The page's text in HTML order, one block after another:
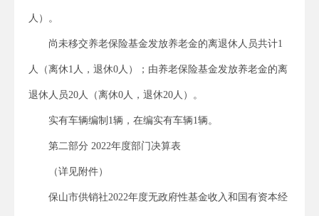
人）。
尚未移交养老保险基金发放养老金的离退休人员共计1
人（离休1人，退休0人）；由养老保险基金发放养老金的离
退休人员20人（离休0人，退休20人）。
实有车辆编制1辆，在编实有车辆1辆。
第二部分 2022年度部门决算表
（详见附件）
保山市供销社2022年度无政府性基金收入和国有资本经